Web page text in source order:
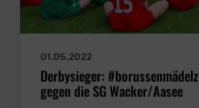
01.05.2022
Derbysieger:
gegen die SG Wacker/Aasee